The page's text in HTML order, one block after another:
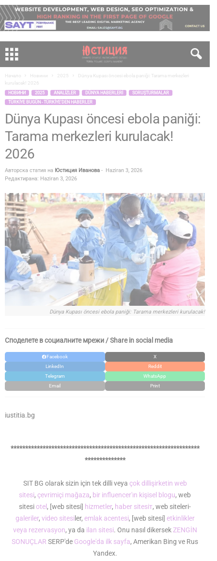
Начало Новини 2025
Dünya Kupası öncesi ebola paniği: Tarama merkezleri
kurulacak! 2026
НОВИНИ 2025 ANALIZLER DÜNYA HABERLERI
SORUŞTURMALAR
TÜRKIYE BUGÜN - TÜRKIYE'DEN HABERLER
Dünya Kupası öncesi ebola paniği:
Tarama merkezleri kurulacak!
2026
Авторска статия на Юстиция Иванова - Haziran 3, 2026
Редактирана: Haziran 3, 2026
Dünya Kupası öncesi ebola paniği: Tarama merkezleri kurulacak!
Споделете в социалните мрежи / Share in social media
Facebook
X
LinkedIn
Reddit
Telegram
WhatsApp
Email
Print
iustitia.bg
*****************************************************************
**************
SIT BG olarak sizin için tek dilli veya çok dillişirketin web
sitesi, çevrimiçi mağaza, bir influencer'ın kişisel blogu, web
sitesiotel , [web sitesi] hizmetler, haber sitesiт, web siteleri-
galeriler, video sitesiler, emlak acentesi, [web sitesi] etkinlikler
veya rezervasyon, ya da ilan sitesi. Onu nasıl dikersekZENGİN
SONUÇLAR SERP'de Google'da ilk sayfa, Amerikan Bing ve Rus
Yandex.